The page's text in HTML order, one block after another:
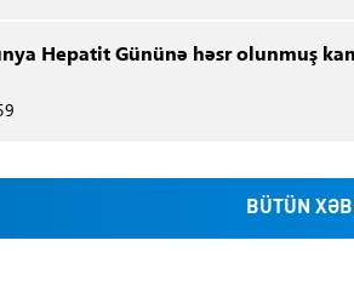
Hepatit Gününə həsr olunmuş
BÜTÜN